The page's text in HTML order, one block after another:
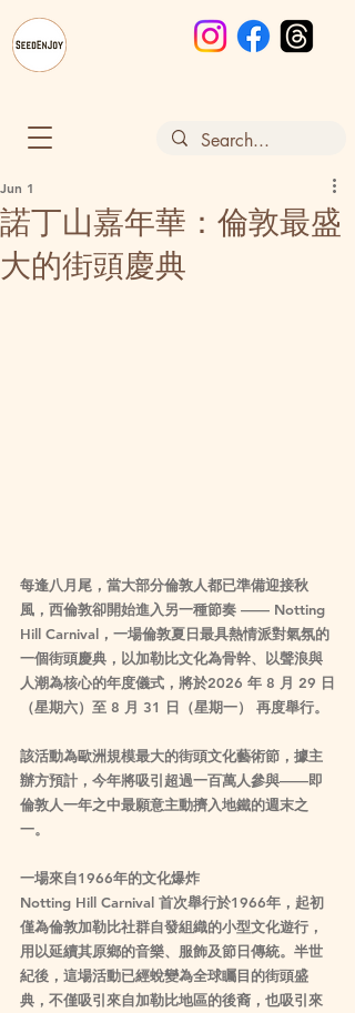
諾丁山嘉年華：倫敦最盛
大的街頭慶典
Jun 1
每逢八月尾，當大部分倫敦人都已準備迎接秋
風，西倫敦卻開始進入另一種節奏 —— Notting
Hill Carnival ，一場倫敦夏日最具熱情派對氣氛的
一個街頭慶典，以加勒比文化為骨幹、以聲浪與
人潮為核心的年度儀式，將於2026 年 8 月 29 日
（星期六）至 8 月 31 日（星期一）
再度舉行。
該活動為歐洲規模最大的街頭文化藝術節，據主
辦方預計，今年將吸引超過一百萬人參與——即
倫敦人一年之中最願意主動擠入地鐵的週末之
一。
一場來自1966年的文化爆炸
Notting Hill Carnival 首次舉行於1966年，起初
僅為倫敦加勒比社群自發組織的小型文化遊行，
用以延續其原鄉的音樂、服飾及節日傳統。半世
紀後，這場活動已經蛻變為全球矚目的街頭盛
典，不僅吸引來自加勒比地區的後裔，也吸引來